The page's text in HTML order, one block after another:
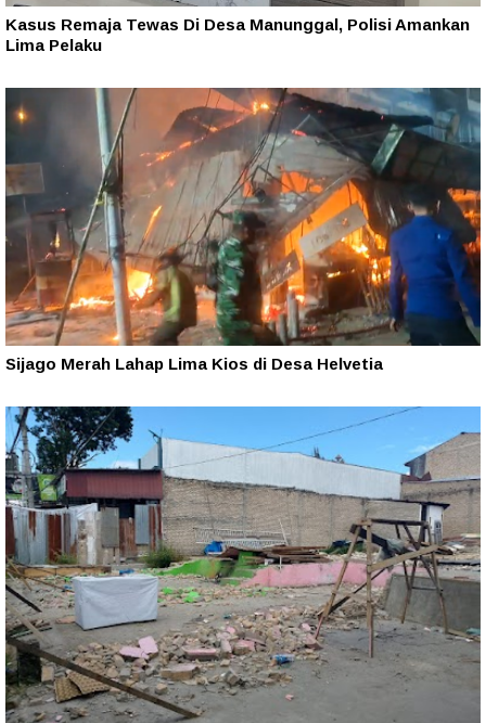
Kasus Remaja Tewas Di Desa Manunggal, Polisi Amankan
Lima Pelaku
Sijago Merah Lahap Lima Kios di Desa Helvetia